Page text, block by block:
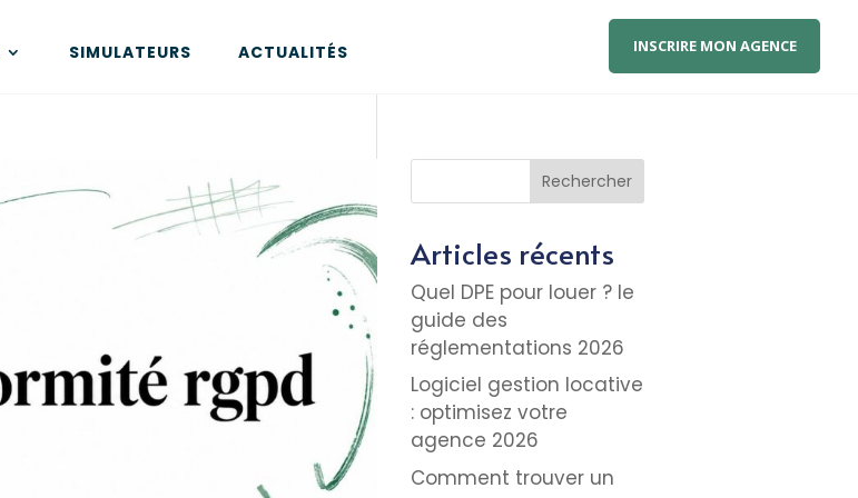
SIMULATEURS ACTUALITÉS INSCRIRE MON AGENCE
Rechercher
Articles récents
Quel DPE pour louer ? le
guide des
réglementations 2026
Logiciel gestion locative
: optimisez votre
agence 2026
Comment trouver un